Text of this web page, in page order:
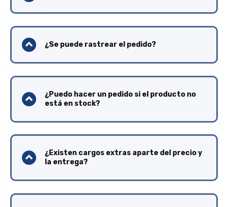
¿Se puede rastrear el pedido?
¿Puedo hacer un pedido si el producto no
está en stock?
¿Existen cargos extras aparte del precio y
la entrega?